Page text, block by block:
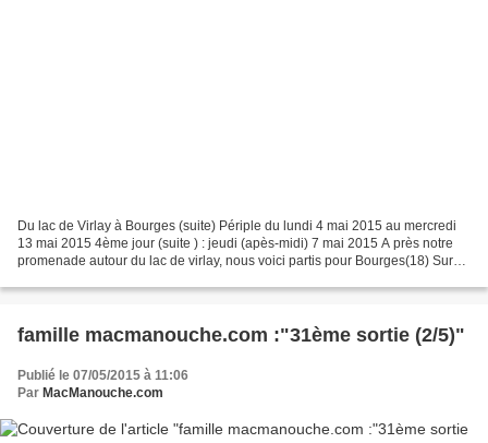
Du lac de Virlay à Bourges (suite) Périple du lundi 4 mai 2015 au mercredi
13 mai 2015 4ème jour (suite ) : jeudi (apès-midi) 7 mai 2015 A près notre
promenade autour du lac de virlay, nous voici partis pour Bourges(18) Sur
famille macmanouche.com :"31ème sortie (2/5)"
Publié le 07/05/2015 à 11:06
Par MacManouche.com